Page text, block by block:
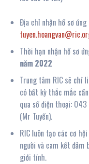
Địa chỉ nhận hồ sơ ứng
Thời hạn nhận hồ sơ
năm 2022
Trung tâm RIC sẽ chỉ
có bất kỳ thắc mắc
qua số điện thoại:
(Mr Tuyến).
RIC luôn tạo các cơ
người và cam kết đảm
giới tính.